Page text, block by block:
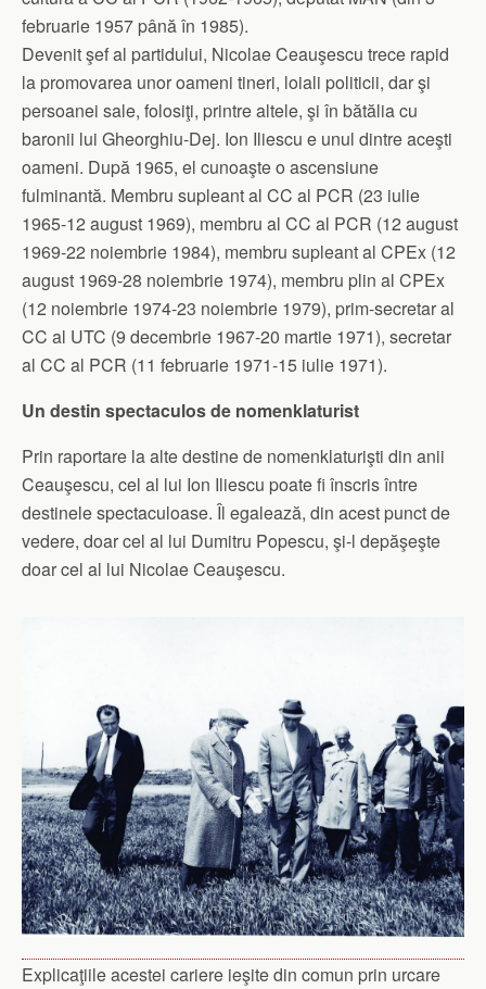
februarie 1957 până în 1985).
Devenit şef al partidului, Nicolae Ceauşescu trece rapid
la promovarea unor oameni tineri, loiali politicii, dar şi
persoanei sale, folosiţi, printre altele, şi în bătălia cu
baronii lui Gheorghiu-Dej. Ion Iliescu e unul dintre aceşti
oameni. După 1965, el cunoaşte o ascensiune
fulminantă. Membru supleant al CC al PCR (23 iulie
1965-12 august 1969), membru al CC al PCR (12 august
1969-22 noiembrie 1984), membru supleant al CPEx (12
august 1969-28 noiembrie 1974), membru plin al CPEx
(12 noiembrie 1974-23 noiembrie 1979), prim-secretar al
CC al UTC (9 decembrie 1967-20 martie 1971), secretar
al CC al PCR (11 februarie 1971-15 iulie 1971).
Un destin spectaculos de nomenklaturist
Prin raportare la alte destine de nomenklaturişti din anii
Ceauşescu, cel al lui Ion Iliescu poate fi înscris între
destinele spectaculoase. Îl egalează, din acest punct de
vedere, doar cel al lui Dumitru Popescu, şi-l depăşeşte
doar cel al lui Nicolae Ceauşescu.
Explicaţiile acestei cariere ieşite din comun prin urcare